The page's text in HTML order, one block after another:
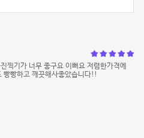
찍기가 너무 좋구요 이뻐요 저렴한가격에
빵빵하고 깨끗해사좋았습니다!!